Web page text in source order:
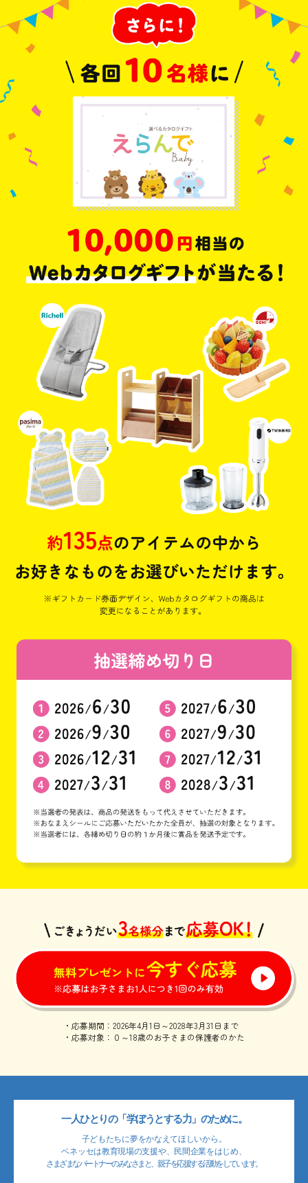
・応募期間：2026年4月1日～2028年3月31日まで
・応募対象：０～18歳のお子さまの保護者のかた
一人ひとりの「学ぼうとする力」のために。
子どもたちに夢をかなえてほしいから。
ベネッセは教育現場の支援や、民間企業をはじめ、
さまざまなパートナーのみなさまと、親子を応援する活動をしています。